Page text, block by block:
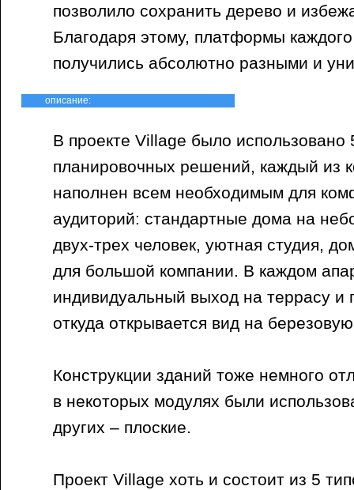
позволило сохранить дерево и
Благодаря этому, платформы
получились абсолютно разными и
описание:
В проекте Village было использовано
планировочных решений, каждый из
наполнен всем необходимым для
аудиторий: стандартные дома на
двух-трех человек, уютная студия,
для большой компании. В каждом
индивидуальный выход на террасу и
откуда открывается вид на
Конструкции зданий тоже немного
в некоторых модулях были
других – плоские.
Проект Village хоть и состоит из 5